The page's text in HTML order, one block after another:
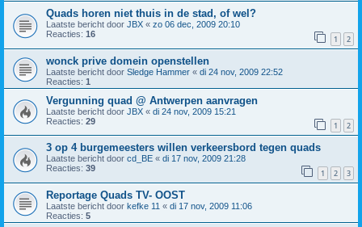
Quads horen niet thuis in de stad, of wel?
Laatste bericht door JBX « zo 06 dec, 2009 20:10
Reacties: 16 1 2
wonck prive domein openstellen
Laatste bericht door Sledge Hammer « di 24 nov, 2009 22:52
Reacties: 1
Vergunning quad @ Antwerpen aanvragen
Laatste bericht door JBX « di 24 nov, 2009 15:21
Reacties: 29 1 2
3 op 4 burgemeesters willen verkeersbord tegen quads
Laatste bericht door cd_BE « di 17 nov, 2009 21:28
Reacties: 39 1 2 3
Reportage Quads TV- OOST
Laatste bericht door kefke 11 « di 17 nov, 2009 11:06
Reacties: 5